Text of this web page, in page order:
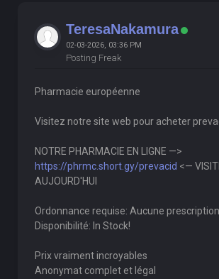
TeresaNakamura
02-03-2026, 03:36 PM
Posting Freak
Pharmacie européenne
Visitez notre site web pour acheter
NOTRE PHARMACIE EN LIGNE —>
https://phrmc.short.gy/prevacid <—
AUJOURD'HUI
Ordonnance requise: Aucune
Disponibilité: In Stock!
Prix vraiment incroyables
Anonymat complet et légal